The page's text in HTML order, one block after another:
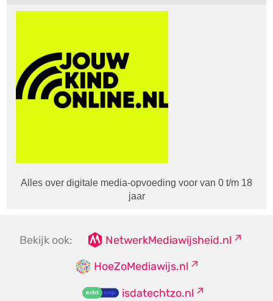
Alles over digitale media-opvoeding voor van 0 t/m 18
jaar
Bekijk ook:
NetwerkMediawijsheid.nl
HoeZoMediawijs.nl
isdatechtzo.nl